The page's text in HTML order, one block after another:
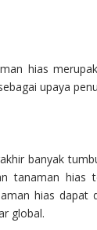
hias
upaya
banyak
tanaman hias
hias dapat
global.